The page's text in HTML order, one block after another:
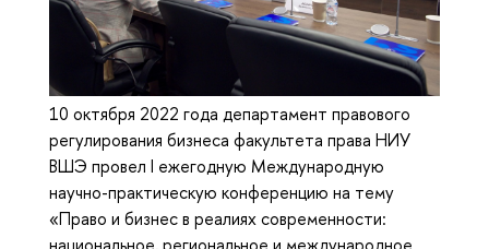
10 октября 2022 года департамент правового
регулирования бизнеса факультета права НИУ
ВШЭ провел I ежегодную Международную
научно-практическую конференцию на тему
«Право и бизнес в реалиях современности: